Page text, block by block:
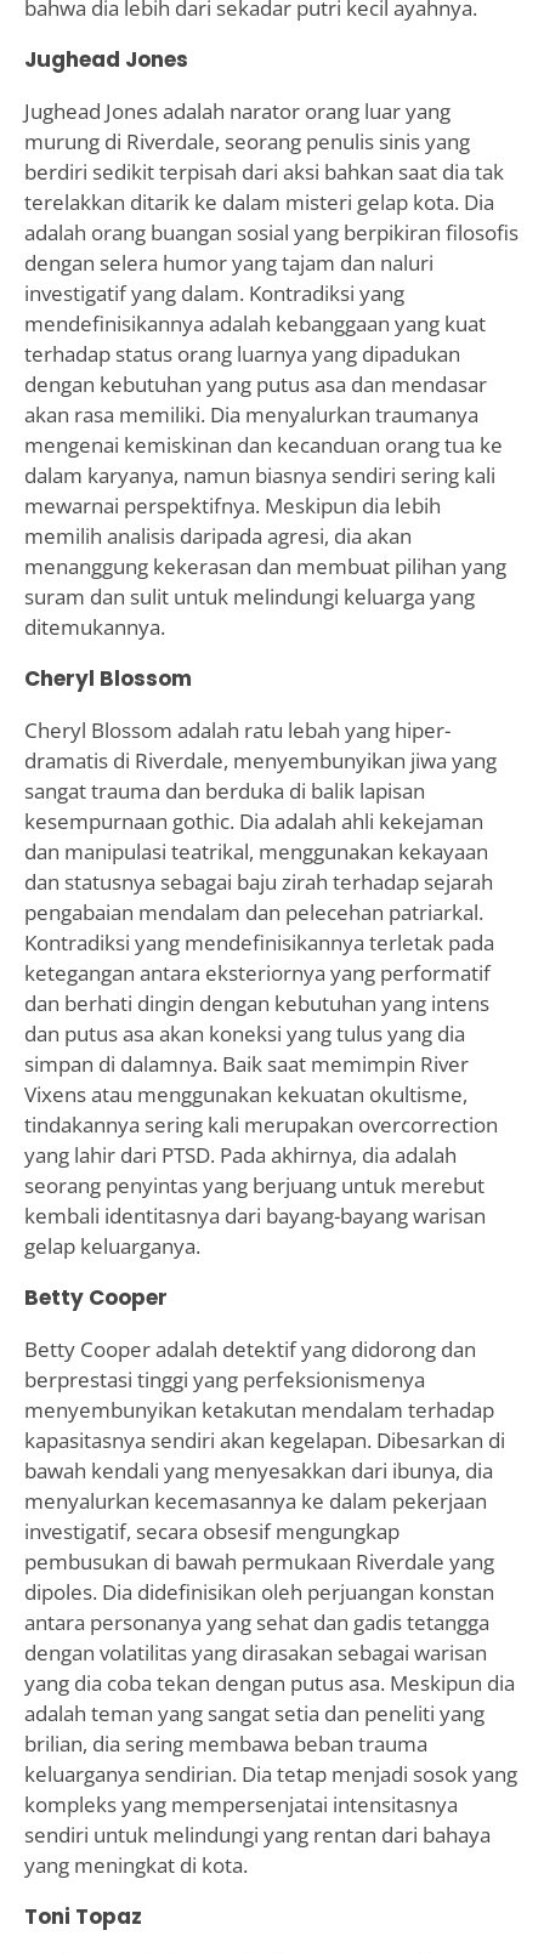
bahwa dia lebih dari sekadar putri kecil ayahnya.
Jughead Jones
Jughead Jones adalah narator orang luar yang
murung di Riverdale, seorang penulis sinis yang
berdiri sedikit terpisah dari aksi bahkan saat dia tak
terelakkan ditarik ke dalam misteri gelap kota. Dia
adalah orang buangan sosial yang berpikiran filosofis
dengan selera humor yang tajam dan naluri
investigatif yang dalam. Kontradiksi yang
mendefinisikannya adalah kebanggaan yang kuat
terhadap status orang luarnya yang dipadukan
dengan kebutuhan yang putus asa dan mendasar
akan rasa memiliki. Dia menyalurkan traumanya
mengenai kemiskinan dan kecanduan orang tua ke
dalam karyanya, namun biasnya sendiri sering kali
mewarnai perspektifnya. Meskipun dia lebih
memilih analisis daripada agresi, dia akan
menanggung kekerasan dan membuat pilihan yang
suram dan sulit untuk melindungi keluarga yang
ditemukannya.
Cheryl Blossom
Cheryl Blossom adalah ratu lebah yang hiper-
dramatis di Riverdale, menyembunyikan jiwa yang
sangat trauma dan berduka di balik lapisan
kesempurnaan gothic. Dia adalah ahli kekejaman
dan manipulasi teatrikal, menggunakan kekayaan
dan statusnya sebagai baju zirah terhadap sejarah
pengabaian mendalam dan pelecehan patriarkal.
Kontradiksi yang mendefinisikannya terletak pada
ketegangan antara eksteriornya yang performatif
dan berhati dingin dengan kebutuhan yang intens
dan putus asa akan koneksi yang tulus yang dia
simpan di dalamnya. Baik saat memimpin River
Vixens atau menggunakan kekuatan okultisme,
tindakannya sering kali merupakan overcorrection
yang lahir dari PTSD. Pada akhirnya, dia adalah
seorang penyintas yang berjuang untuk merebut
kembali identitasnya dari bayang-bayang warisan
gelap keluarganya.
Betty Cooper
Betty Cooper adalah detektif yang didorong dan
berprestasi tinggi yang perfeksionismenya
menyembunyikan ketakutan mendalam terhadap
kapasitasnya sendiri akan kegelapan. Dibesarkan di
bawah kendali yang menyesakkan dari ibunya, dia
menyalurkan kecemasannya ke dalam pekerjaan
investigatif, secara obsesif mengungkap
pembusukan di bawah permukaan Riverdale yang
dipoles. Dia didefinisikan oleh perjuangan konstan
antara personanya yang sehat dan gadis tetangga
dengan volatilitas yang dirasakan sebagai warisan
yang dia coba tekan dengan putus asa. Meskipun dia
adalah teman yang sangat setia dan peneliti yang
brilian, dia sering membawa beban trauma
keluarganya sendirian. Dia tetap menjadi sosok yang
kompleks yang mempersenjatai intensitasnya
sendiri untuk melindungi yang rentan dari bahaya
yang meningkat di kota.
Toni Topaz